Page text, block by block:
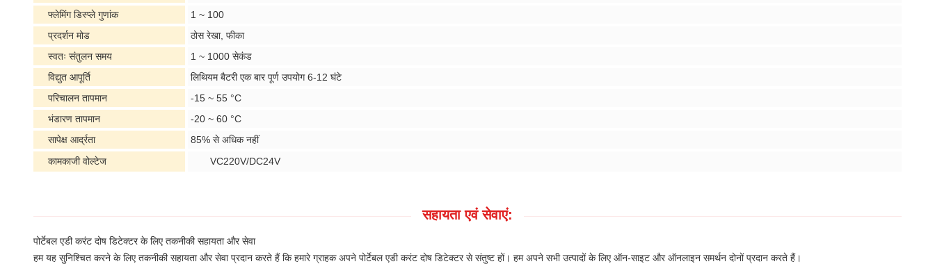
फ्लेमिंग डिस्प्ले गुणांक
1 ~ 100
प्रदर्शन मोड
ठोस रेखा, फीका
स्वतः संतुलन समय
1 ~ 1000 सेकंड
विद्युत आपूर्ति
लिथियम बैटरी एक बार पूर्ण उपयोग 6-12 घंटे
परिचालन तापमान
-15 ~ 55 °C
भंडारण तापमान
-20 ~ 60 °C
सापेक्ष आर्द्रता
85% से अधिक नहीं
कामकाजी वोल्टेज
VC220V/DC24V
सहायता एवं सेवाएं:
पोर्टेबल एडी करंट दोष डिटेक्टर के लिए तकनीकी सहायता और सेवा
हम यह सुनिश्चित करने के लिए तकनीकी सहायता और सेवा प्रदान करते हैं कि हमारे ग्राहक अपने पोर्टेबल एडी करंट दोष डिटेक्टर से संतुष्ट हों। हम अपने सभी उत्पादों के लिए ऑन-साइट और ऑनलाइन समर्थन दोनों प्रदान करते हैं।